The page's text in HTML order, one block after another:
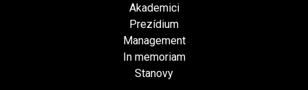
Akademici
Prezídium
Management
In memoriam
Stanovy